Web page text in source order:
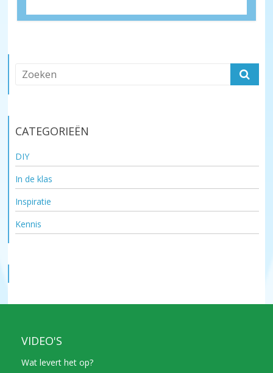
CATEGORIEËN
DIY
In de klas
Inspiratie
Kennis
VIDEO'S
Wat levert het op?